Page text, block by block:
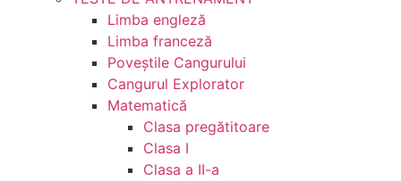
Limba engleză
Limba franceză
Poveștile Cangurului
Cangurul Explorator
Matematică
Clasa pregătitoare
Clasa I
Clasa a II-a